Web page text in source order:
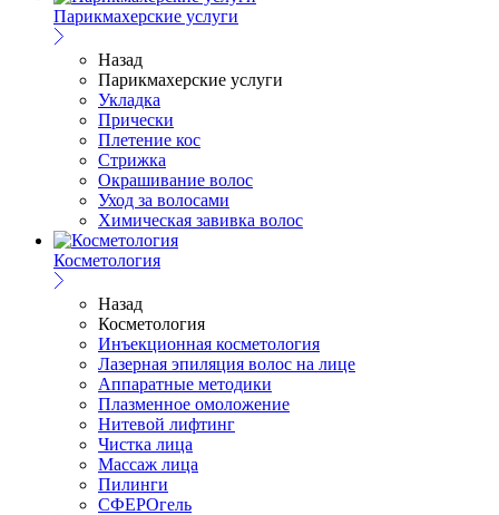
Парикмахерские услуги
Назад
Парикмахерские услуги
Укладка
Прически
Плетение кос
Стрижка
Окрашивание волос
Уход за волосами
Химическая завивка волос
Косметология
Назад
Косметология
Инъекционная косметология
Лазерная эпиляция волос на лице
Аппаратные методики
Плазменное омоложение
Нитевой лифтинг
Чистка лица
Массаж лица
Пилинги
СФЕРОгель